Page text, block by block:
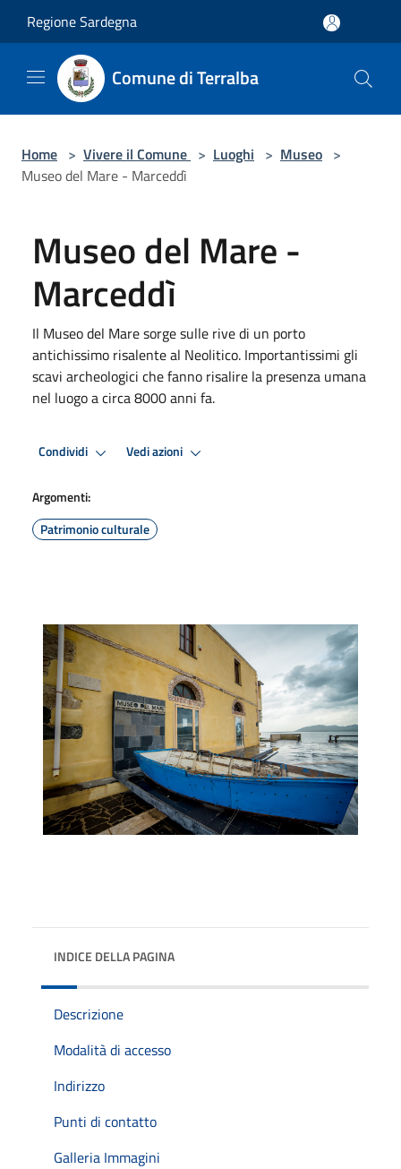
Regione Sardegna
Comune di Terralba
Home > Vivere il Comune > Luoghi > Museo >
Museo del Mare - Marceddì
Museo del Mare -
Marceddì
Il Museo del Mare sorge sulle rive di un porto
antichissimo risalente al Neolitico. Importantissimi gli
scavi archeologici che fanno risalire la presenza umana
nel luogo a circa 8000 anni fa.
Condividi Vedi azioni
Argomenti:
Patrimonio culturale
INDICE DELLA PAGINA
Descrizione
Modalità di accesso
Indirizzo
Punti di contatto
Galleria Immagini